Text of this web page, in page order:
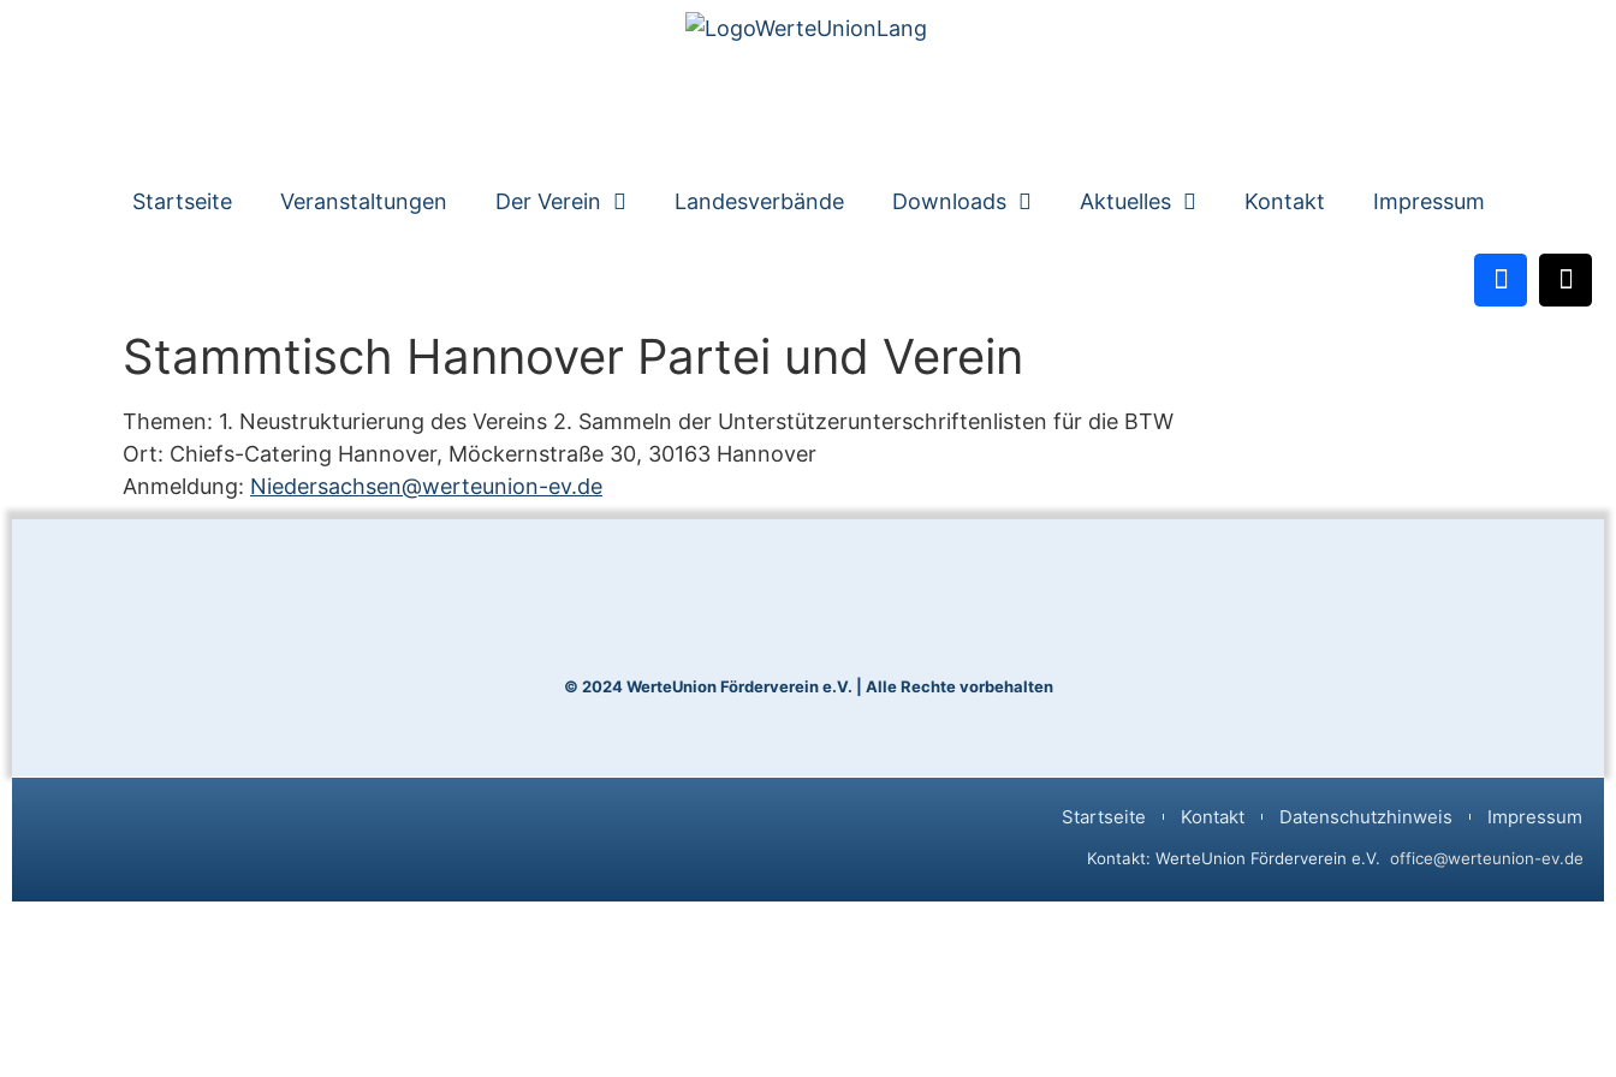
Startseite Veranstaltungen Der Verein Landesverbände Downloads Aktuelles Kontakt Impressum
Stammtisch Hannover Partei und Verein
Themen: 1. Neustrukturierung des Vereins 2. Sammeln der Unterstützerunterschriftenlisten für die BTW
Ort: Chiefs-Catering Hannover, Möckernstraße 30, 30163 Hannover
Anmeldung: Niedersachsen@werteunion-ev.de
© 2024 WerteUnion Förderverein e.V. | Alle Rechte vorbehalten
Startseite Kontakt Datenschutzhinweis Impressum
Kontakt: WerteUnion Förderverein e.V. office@werteunion-ev.de